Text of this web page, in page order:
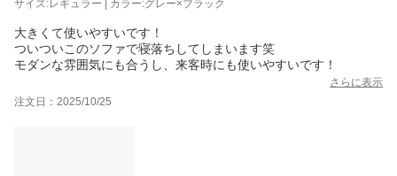
サイズ:レギュラー | カラー:グレー×ブラック
大きくて使いやすいです！
ついついこのソファで寝落ちしてしまいます笑
モダンな雰囲気にも合うし、来客時にも使いやすいです！
さらに表示
注文日：2025/10/25